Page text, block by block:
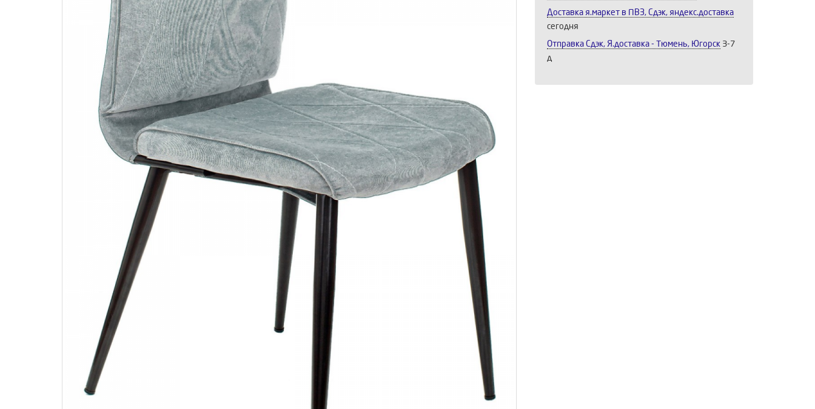
Доставка я.маркет в ПВЗ, Сдэк, яндекс.доставка
сегодня
Отправка Сдэк, Я.доставка - Тюмень, Югорск 3-7
д